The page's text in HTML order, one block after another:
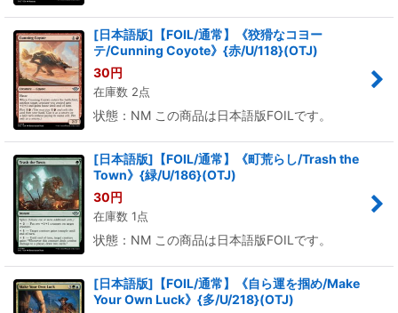
[日本語版]【FOIL/通常】《狡猾なコヨー
テ/Cunning Coyote》{赤/U/118}(OTJ)
30円
在庫数 2点
状態：NM この商品は日本語版FOILです。
[日本語版]【FOIL/通常】《町荒らし/Trash the
Town》{緑/U/186}(OTJ)
30円
在庫数 1点
状態：NM この商品は日本語版FOILです。
[日本語版]【FOIL/通常】《自ら運を掴め/Make
Your Own Luck》{多/U/218}(OTJ)